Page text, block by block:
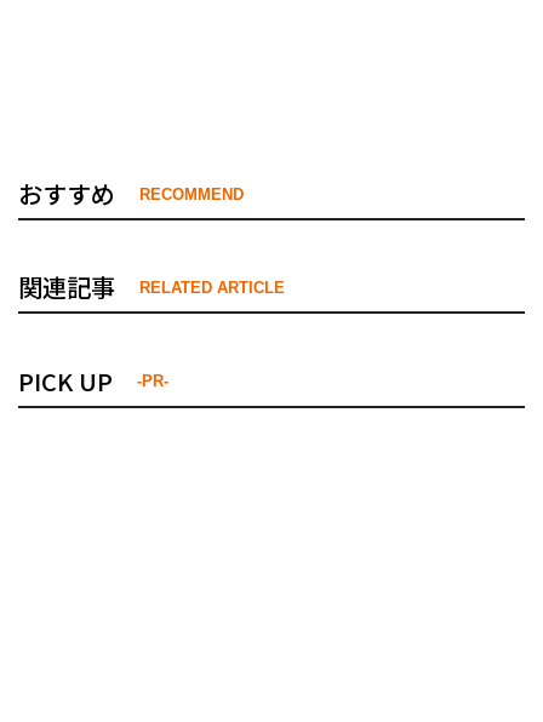
おすすめ RECOMMEND
関連記事 RELATED ARTICLE
PICK UP -PR-